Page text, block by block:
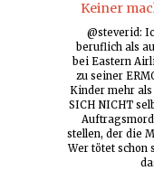
@steverid:
beruflich als
bei Eastern
zu seiner
Kinder mehr
SICH NICHT
stellen, der die
Wer tötet schon